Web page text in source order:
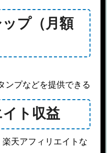
プ（月額
ンプなどを提供できる
ト収益
天アフィリエイトな